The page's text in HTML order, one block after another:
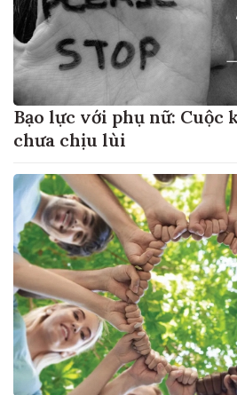
Bạo lực với phụ nữ: Cuộc
chưa chịu lùi